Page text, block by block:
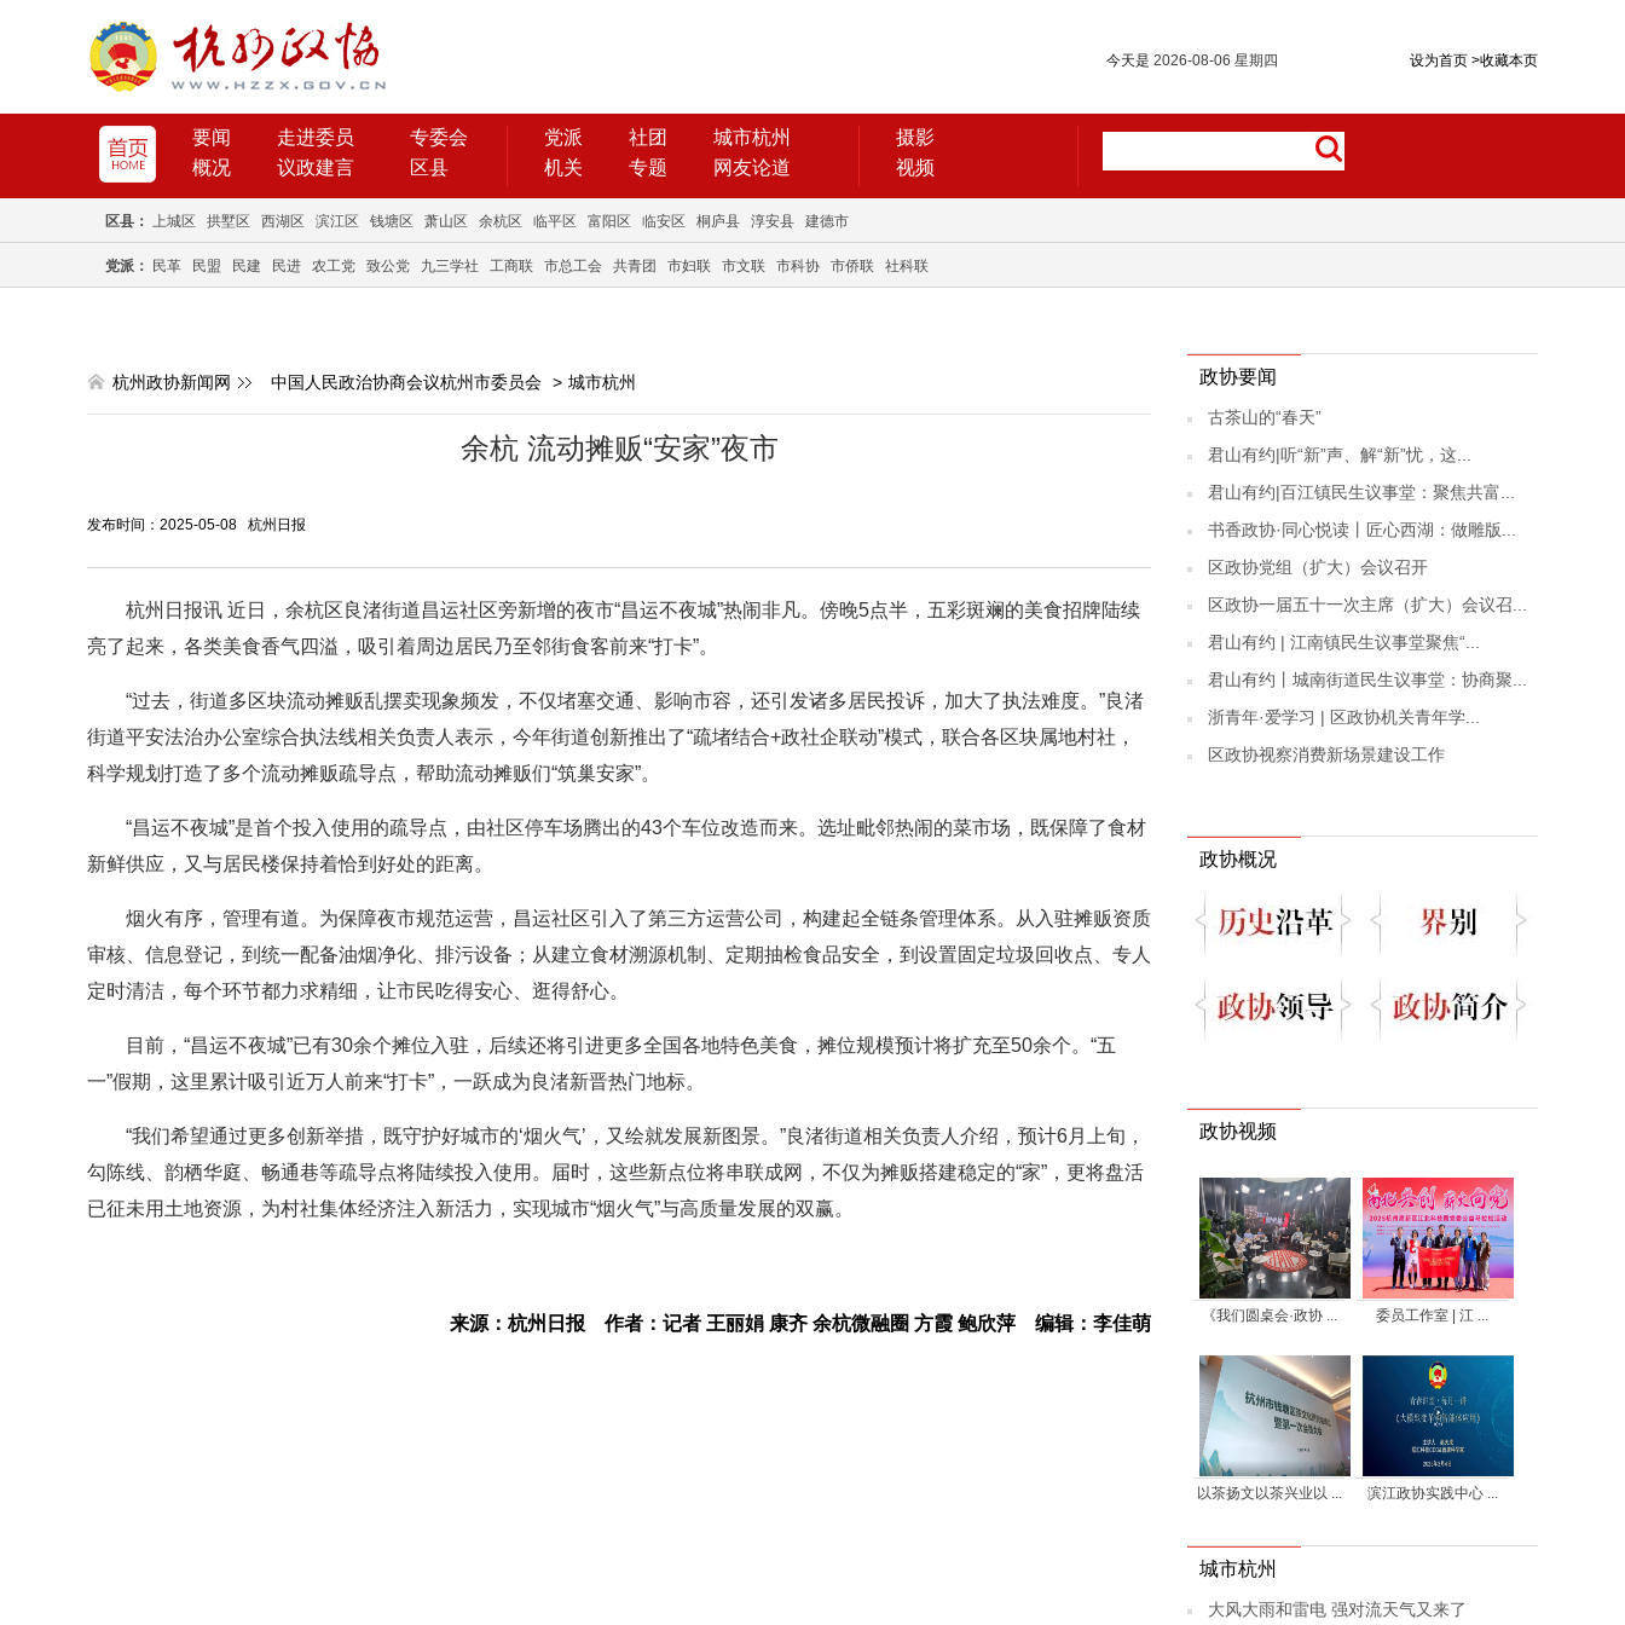
设为首页 >收藏本页
今天是 2026-08-06 星期四
要闻 走进委员
专委会
概况
议政建言 区县
党派 社团
城市杭州
机关
专题 网友论道
摄影
视频
区县： 上城区 拱墅区 西湖区 滨江区 钱塘区 萧山区 余杭区 临平区 富阳区 临安区 桐庐县 淳安县 建德市
党派： 民革 民盟 民建 民进 农工党 致公党 九三学社 工商联 市总工会 共青团 市妇联 市文联 市科协 市侨联 社科联
杭州政协新闻网 中国人民政治协商会议杭州市委员会 > 城市杭州
余杭 流动摊贩“安家”夜市
发布时间：2025-05-08 杭州日报
杭州日报讯 近日，余杭区良渚街道昌运社区旁新增的夜市“昌运不夜城”热闹非凡。傍晚5点半，五彩斑斓的美食招牌陆续
亮了起来，各类美食香气四溢，吸引着周边居民乃至邻街食客前来“打卡”。
“过去，街道多区块流动摊贩乱摆卖现象频发，不仅堵塞交通、影响市容，还引发诸多居民投诉，加大了执法难度。”良渚
街道平安法治办公室综合执法线相关负责人表示，今年街道创新推出了“疏堵结合+政社企联动”模式，联合各区块属地村社，
科学规划打造了多个流动摊贩疏导点，帮助流动摊贩们“筑巢安家”。
“昌运不夜城”是首个投入使用的疏导点，由社区停车场腾出的43个车位改造而来。选址毗邻热闹的菜市场，既保障了食材
新鲜供应，又与居民楼保持着恰到好处的距离。
烟火有序，管理有道。为保障夜市规范运营，昌运社区引入了第三方运营公司，构建起全链条管理体系。从入驻摊贩资质
审核、信息登记，到统一配备油烟净化、排污设备；从建立食材溯源机制、定期抽检食品安全，到设置固定垃圾回收点、专人
定时清洁，每个环节都力求精细，让市民吃得安心、逛得舒心。
目前，“昌运不夜城”已有30余个摊位入驻，后续还将引进更多全国各地特色美食，摊位规模预计将扩充至50余个。“五
一”假期，这里累计吸引近万人前来“打卡”，一跃成为良渚新晋热门地标。
“我们希望通过更多创新举措，既守护好城市的‘烟火气’，又绘就发展新图景。”良渚街道相关负责人介绍，预计6月上旬，
勾陈线、韵栖华庭、畅通巷等疏导点将陆续投入使用。届时，这些新点位将串联成网，不仅为摊贩搭建稳定的“家”，更将盘活
已征未用土地资源，为村社集体经济注入新活力，实现城市“烟火气”与高质量发展的双赢。
来源：杭州日报 作者：记者 王丽娟 康齐 余杭微融圈 方霞 鲍欣萍 编辑：李佳萌
政协要闻
古茶山的“春天”
君山有约|听“新”声、解“新”忧，这...
君山有约|百江镇民生议事堂：聚焦共富...
书香政协·同心悦读丨匠心西湖：做雕版...
区政协党组（扩大）会议召开
区政协一届五十一次主席（扩大）会议召...
君山有约 | 江南镇民生议事堂聚焦“...
君山有约丨城南街道民生议事堂：协商聚...
浙青年·爱学习 | 区政协机关青年学...
区政协视察消费新场景建设工作
政协概况
政协视频
《我们圆桌会·政协 ... 委员工作室 | 江 ...
以茶扬文以茶兴业以 ... 滨江政协实践中心 ...
城市杭州
大风大雨和雷电 强对流天气又来了